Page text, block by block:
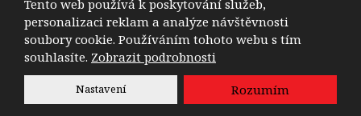
odeslat.© 2026, Dobrá Nálada, a.s. - všechna práva vyhrazena
VytvořilaeBRÁNA
Tento web používá k poskytování služeb,
personalizaci reklam a analýze návštěvnosti
soubory cookie. Používáním tohoto webu s tím
souhlasíte. Zobrazit podrobnosti
Nastavení Rozumím